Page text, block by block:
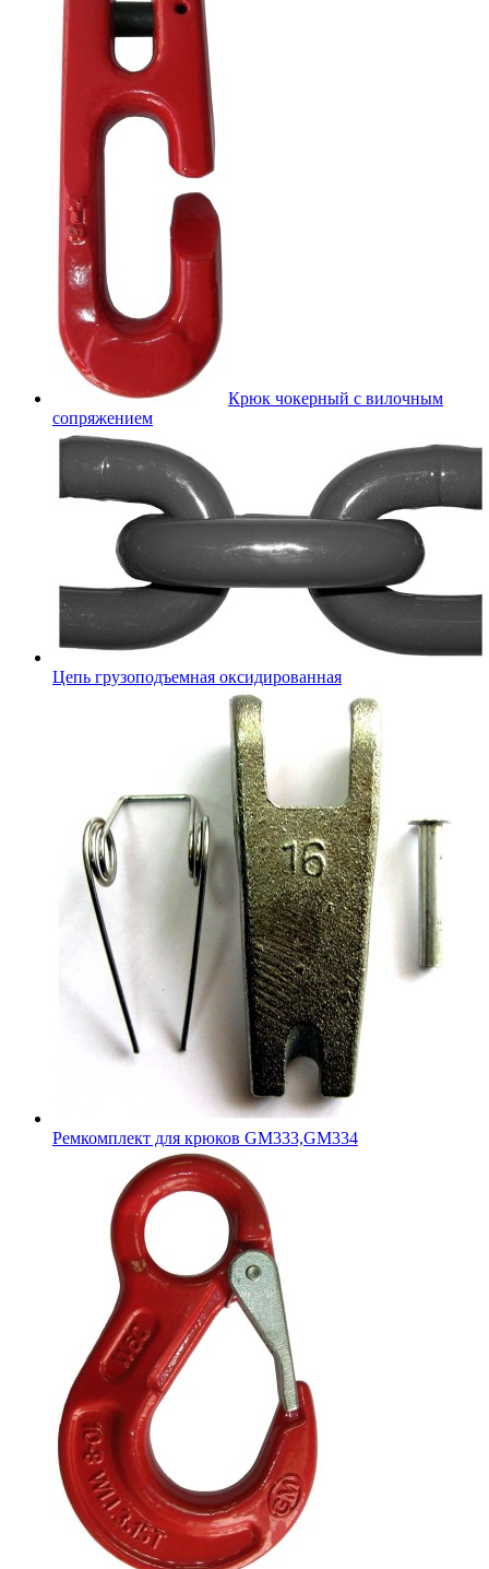
Крюк чокерный с вилочным
сопряжением
Цепь грузоподъемная оксидированная
Ремкомплект для крюков GM333,GM334